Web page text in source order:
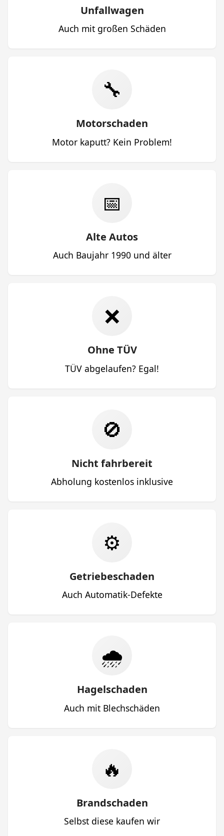
Unfallwagen
Auch mit großen Schäden
🔧
Motorschaden
Motor kaputt? Kein Problem!
📅
Alte Autos
Auch Baujahr 1990 und älter
❌
Ohne TÜV
TÜV abgelaufen? Egal!
🚫
Nicht fahrbereit
Abholung kostenlos inklusive
⚙️
Getriebeschaden
Auch Automatik-Defekte
🌧️
Hagelschaden
Auch mit Blechschäden
🔥
Brandschaden
Selbst diese kaufen wir